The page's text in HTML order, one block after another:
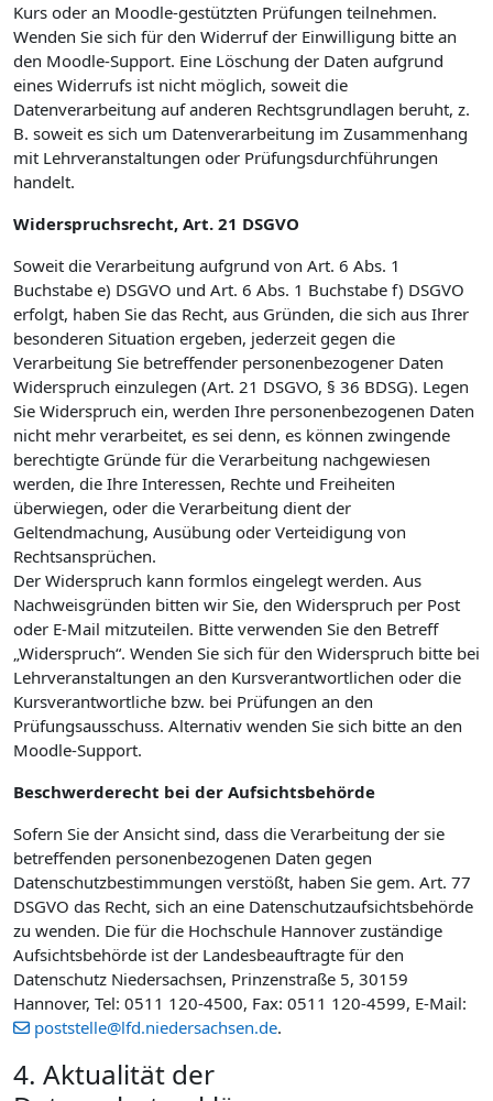
Kurs oder an Moodle-gestützten Prüfungen teilnehmen.
Wenden Sie sich für den Widerruf der Einwilligung bitte an
den Moodle-Support. Eine Löschung der Daten aufgrund
eines Widerrufs ist nicht möglich, soweit die
Datenverarbeitung auf anderen Rechtsgrundlagen beruht, z.
B. soweit es sich um Datenverarbeitung im Zusammenhang
mit Lehrveranstaltungen oder Prüfungsdurchführungen
handelt.
Widerspruchsrecht, Art. 21 DSGVO
Soweit die Verarbeitung aufgrund von Art. 6 Abs. 1
Buchstabe e) DSGVO und Art. 6 Abs. 1 Buchstabe f) DSGVO
erfolgt, haben Sie das Recht, aus Gründen, die sich aus Ihrer
besonderen Situation ergeben, jederzeit gegen die
Verarbeitung Sie betreffender personenbezogener Daten
Widerspruch einzulegen (Art. 21 DSGVO, § 36 BDSG). Legen
Sie Widerspruch ein, werden Ihre personenbezogenen Daten
nicht mehr verarbeitet, es sei denn, es können zwingende
berechtigte Gründe für die Verarbeitung nachgewiesen
werden, die Ihre Interessen, Rechte und Freiheiten
überwiegen, oder die Verarbeitung dient der
Geltendmachung, Ausübung oder Verteidigung von
Rechtsansprüchen.
Der Widerspruch kann formlos eingelegt werden. Aus
Nachweisgründen bitten wir Sie, den Widerspruch per Post
oder E-Mail mitzuteilen. Bitte verwenden Sie den Betreff
„Widerspruch“. Wenden Sie sich für den Widerspruch bitte bei
Lehrveranstaltungen an den Kursverantwortlichen oder die
Kursverantwortliche bzw. bei Prüfungen an den
Prüfungsausschuss. Alternativ wenden Sie sich bitte an den
Moodle-Support.
Beschwerderecht bei der Aufsichtsbehörde
Sofern Sie der Ansicht sind, dass die Verarbeitung der sie
betreffenden personenbezogenen Daten gegen
Datenschutzbestimmungen verstößt, haben Sie gem. Art. 77
DSGVO das Recht, sich an eine Datenschutzaufsichtsbehörde
zu wenden. Die für die Hochschule Hannover zuständige
Aufsichtsbehörde ist der Landesbeauftragte für den
Datenschutz Niedersachsen, Prinzenstraße 5, 30159
Hannover, Tel: 0511 120-4500, Fax: 0511 120-4599, E-Mail:
poststelle@lfd.niedersachsen.de.
4. Aktualität der